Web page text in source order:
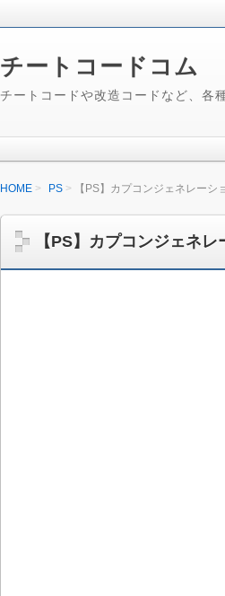
チートコードコム
チートコードや改造コードなど、各
HOME PS 【PS】カプコンジェネレーシ
【PS】カプコンジェネ